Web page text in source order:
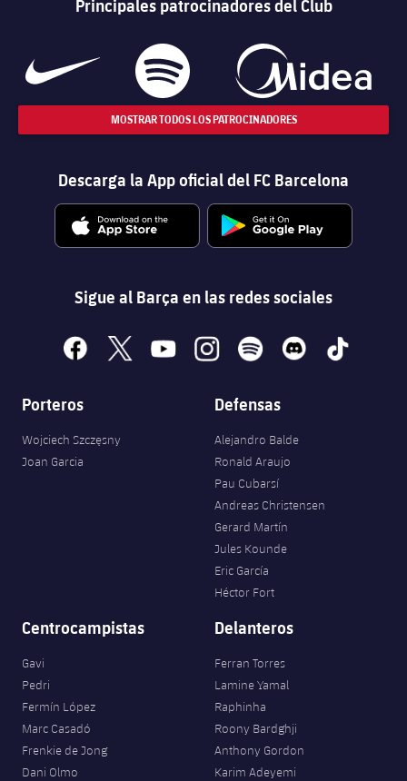
Principales patrocinadores del Club
MOSTRAR TODOS LOS PATROCINADORES
Descarga la App oficial del FC Barcelona
Sigue al Barça en las redes sociales
facebook
x youtubeinstagramspotify discord tiktok
Porteros
Wojciech Szczęsny
Joan Garcia
Defensas
Alejandro Balde
Ronald Araujo
Pau Cubarsí
Andreas Christensen
Gerard Martín
Jules Kounde
Eric García
Héctor Fort
Centrocampistas
Gavi
Pedri
Fermín López
Marc Casadó
Frenkie de Jong
Dani Olmo
Delanteros
Ferran Torres
Lamine Yamal
Raphinha
Roony Bardghji
Anthony Gordon
Karim Adeyemi